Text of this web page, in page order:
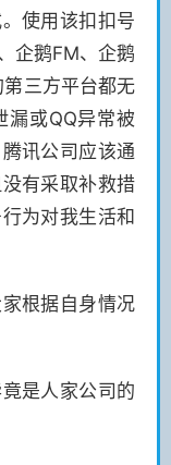
使用该扣扣号
企鹅FM、企鹅
三方平台都无
漏或QQ异常被
讯公司应该通
有采取补救措
为对我生活和
根据自身情况
是人家公司的